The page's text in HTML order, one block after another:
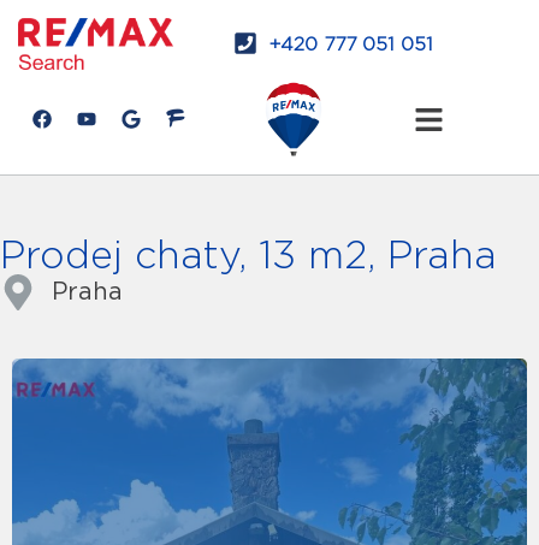
+420 777 051 051
Prodej chaty, 13 m2, Praha
Praha